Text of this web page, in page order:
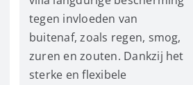
tegen invloeden van
buitenaf, zoals regen, smog,
zuren en zouten. Dankzij het
sterke en flexibele